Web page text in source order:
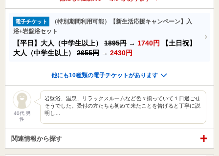
電子チケット
（特別期間利用可能）【新生活応援キャンペーン】入
浴+岩盤浴セット
【平日】大人（中学生以上） 1895円 → 1740円
【土日祝】
大人（中学生以上） 2655円 → 2430円
他にも10種類の電子チケットがあります
40代 男
性
岩盤浴、温泉、リラックスルームなど色々揃っていて１日過ごせ
そうでした。受付の方たちも初めて来たことを告げると丁寧に説
明し…
関連情報から探す